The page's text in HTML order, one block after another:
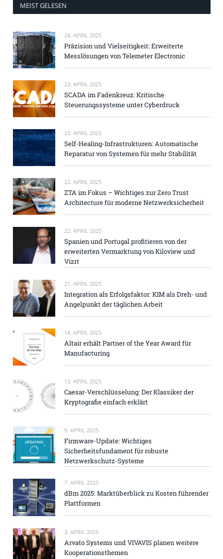
MEIST GELESEN
24. APRIL 2025
Präzision und Vielseitigkeit: Erweiterte
Messlösungen von Telemeter Electronic
23. APRIL 2025
SCADA im Fadenkreuz: Kritische
Steuerungssysteme unter Cyberdruck
23. APRIL 2025
Self-Healing-Infrastrukturen: Automatische
Reparatur von Systemen für mehr Stabilität
22. APRIL 2025
ZTA im Fokus – Wichtiges zur Zero Trust
Architecture für moderne Netzwerksicherheit
22. APRIL 2025
Spanien und Portugal profitieren von der
erweiterten Vermarktung von Kiloview und
Vizrt
21. APRIL 2025
Integration als Erfolgsfaktor: KIM als Dreh- und
Angelpunkt der täglichen Arbeit
14. APRIL 2025
Altair erhält Partner of the Year Award für
Manufacturing
13. APRIL 2025
Caesar-Verschlüsselung: Der Klassiker der
Kryptografie einfach erklärt
9. APRIL 2025
Firmware-Update: Wichtiges
Sicherheitsfundament für robuste
Netzwerkschutz-Systeme
7. APRIL 2025
dBm 2025: Marktüberblick zu Kosten führender
Plattformen
3. APRIL 2025
Arvato Systems und VIVAVIS planen weitere
Kooperationsthemen